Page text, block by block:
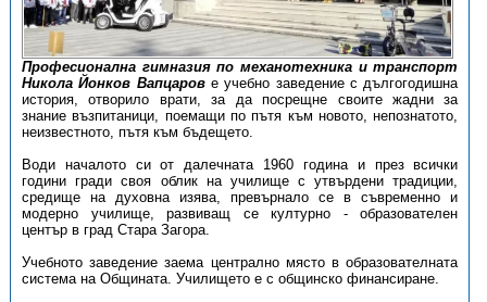
Професионална гимназия по механотехника и транспорт
Никола Йонков Вапцарове учебно заведение с дългогодишна
история, отворило врати, за да посрещне своите жадни за
знание възпитаници, поемащи по пътя към новото, непознатото,
неизвестното, пътя към бъдещето.
Води началото си от далечната 1960 година и през всички
години гради своя облик на училище с утвърдени традиции,
средище на духовна изява, превърнало се в съвременно и
модерно училище, развиващ се културно - образователен
център в град Стара Загора.
Учебното заведение заема централно място в образователната
система на Общината. Училището е с общинско финансиране.